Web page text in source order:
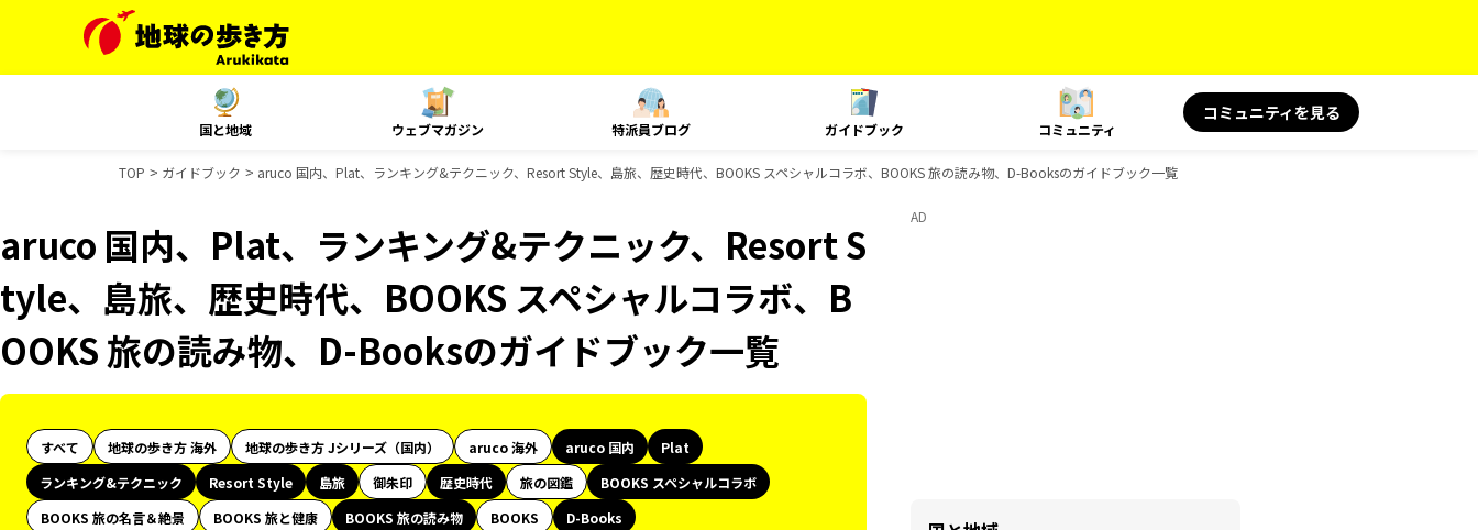
国と地域 ウェブマガジン 特派員ブログ ガイドブック コミュニティ
コミュニティを見る
TOP ガイドブック aruco 国内、Plat、ランキング&テクニック、Resort Style、島旅、歴史時代、BOOKS スペシャルコラボ、BOOKS 旅の読み物、D-Booksのガイドブック一覧
aruco 国内、Plat、ランキング&テクニック、Resort S
tyle、島旅、歴史時代、BOOKS スペシャルコラボ、B
OOKS 旅の読み物、D-Booksのガイドブック一覧
すべて 地球の歩き方 海外 地球の歩き方 Jシリーズ（国内） aruco 海外 aruco 国内
Plat
ランキング&テクニック
Resort Style 島旅 御朱印 歴史時代 旅の図鑑
BOOKS スペシャルコラボ
BOOKS 旅の名言＆絶景
BOOKS 旅と健康 BOOKS 旅の読み物 BOOKS
D-Books
AD